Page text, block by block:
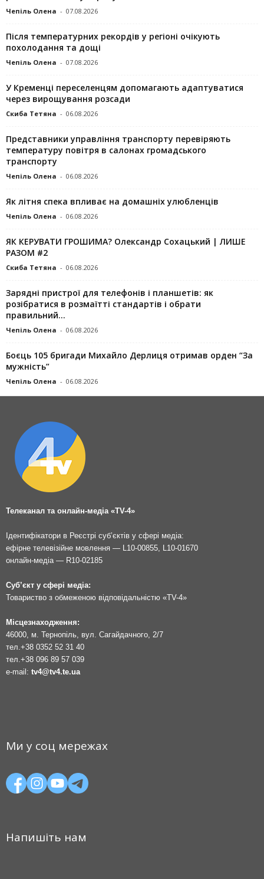
Чепіль Олена - 07.08.2026
Після температурних рекордів у регіоні очікують
похолодання та дощі
Чепіль Олена - 07.08.2026
У Кременці переселенцям допомагають адаптуватися
через вирощування розсади
Скиба Тетяна - 06.08.2026
Представники управління транспорту перевіряють
температуру повітря в салонах громадського
транспорту
Чепіль Олена - 06.08.2026
Як літня спека впливає на домашніх улюбленців
Чепіль Олена - 06.08.2026
ЯК КЕРУВАТИ ГРОШИМА? Олександр Сохацький | ЛИШЕ
РАЗОМ #2
Скиба Тетяна - 06.08.2026
Зарядні пристрої для телефонів і планшетів: як
розібратися в розмаїтті стандартів і обрати
правильний...
Чепіль Олена - 06.08.2026
Боєць 105 бригади Михайло Дерлиця отримав орден “За
мужність”
Чепіль Олена - 06.08.2026
Телеканал та онлайн-медіа «TV-4»
Ідентифікатори в Реєстрі суб’єктів у сфері медіа:
ефірне телевізійне мовлення — L10-00855, L10-01670
онлайн-медіа — R10-02185
Суб’єкт у сфері медіа:
Товариство з обмеженою відповідальністю «TV-4»
Місцезнаходження:
46000, м. Тернопіль, вул. Сагайдачного, 2/7
тел. +38 0352 52 31 40
тел. +38 096 89 57 039
e-mail: tv4@tv4.te.ua
Ми у соц мережах
Напишіть нам